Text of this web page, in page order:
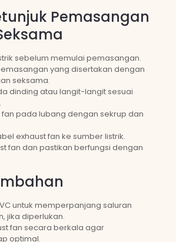
Pemasangan
sebelum memulai pemasangan.
yang disertakan dengan
seksama.
dinding atau langit-langit sesuai
fan pada lubang dengan sekrup dan
exhaust fan ke sumber listrik.
fan dan pastikan berfungsi dengan
untuk memperpanjang saluran
jika diperlukan.
fan secara berkala agar
optimal.